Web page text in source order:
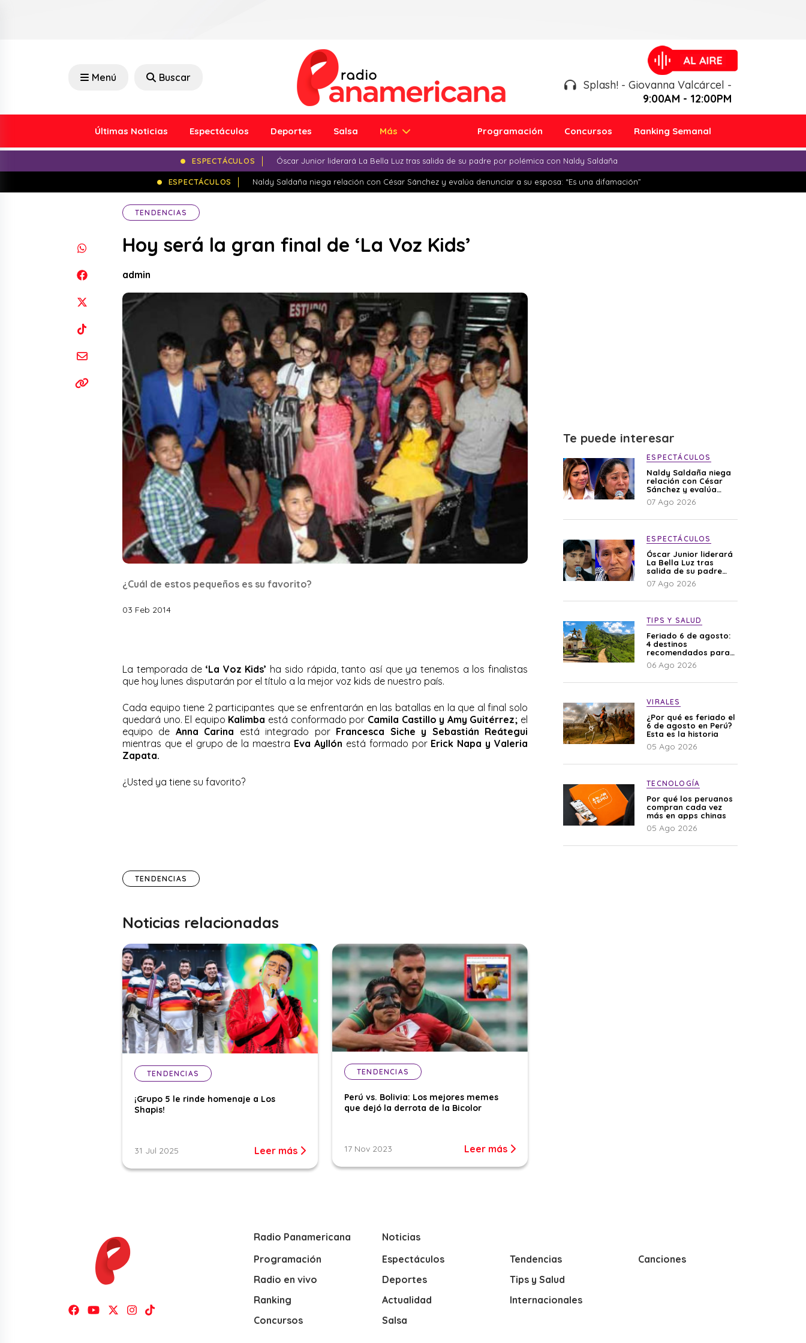
Menú Buscar
Splash! - Giovanna Valcárcel -
9:00AM - 12:00PM
Últimas Noticias Espectáculos Deportes Salsa Más Programación Concursos Ranking Semanal
ESPECTÁCULOS Óscar Junior liderará La Bella Luz tras salida de su padre por polémica con Naldy Saldaña
ESPECTÁCULOS Naldy Saldaña niega relación con César Sánchez y evalúa denunciar a su esposa: “Es una difamación”
TENDENCIAS
Hoy será la gran final de ‘La Voz Kids’
admin
¿Cuál de estos pequeños es su favorito?
03 Feb 2014
La temporada de ‘La Voz Kids’ ha sido rápida, tanto así que ya tenemos a los finalistas
que hoy lunes disputarán por el título a la mejor voz kids de nuestro país.
Cada equipo tiene 2 participantes que se enfrentarán en las batallas en la que al final solo
quedará uno. El equipo Kalimba está conformado por Camila Castillo y Amy Guitérrez; el
equipo de Anna Carina está integrado por Francesca Siche y Sebastián Reátegui
mientras que el grupo de la maestra Eva Ayllón está formado por Erick Napa y Valeria
Zapata.
¿Usted ya tiene su favorito?
TENDENCIAS
Noticias relacionadas
TENDENCIAS
¡Grupo 5 le rinde homenaje a Los
Shapis!
31 Jul 2025 Leer más
TENDENCIAS
Perú vs. Bolivia: Los mejores memes
que dejó la derrota de la Bicolor
17 Nov 2023 Leer más
Te puede interesar
ESPECTÁCULOS
Naldy Saldaña niega
relación con César
Sánchez y evalúa
denunciar a su
esposa: “Es una
07 Ago 2026
ESPECTÁCULOS
Óscar Junior liderará
La Bella Luz tras
salida de su padre
por polémica con
Naldy Saldaña
07 Ago 2026
TIPS Y SALUD
Feriado 6 de agosto:
4 destinos
recomendados para
disfrutar el descanso
06 Ago 2026
VIRALES
¿Por qué es feriado el
6 de agosto en Perú?
Esta es la historia
05 Ago 2026
TECNOLOGÍA
Por qué los peruanos
compran cada vez
más en apps chinas
05 Ago 2026
Radio Panamericana
Programación
Radio en vivo
Ranking
Concursos
Noticias
Espectáculos
Deportes
Actualidad
Salsa
Tendencias
Tips y Salud
Internacionales
Canciones